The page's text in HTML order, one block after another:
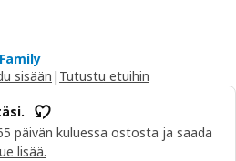
sisään | Tutustu etuihin
päivän kuluessa ostosta ja saada
lisää.